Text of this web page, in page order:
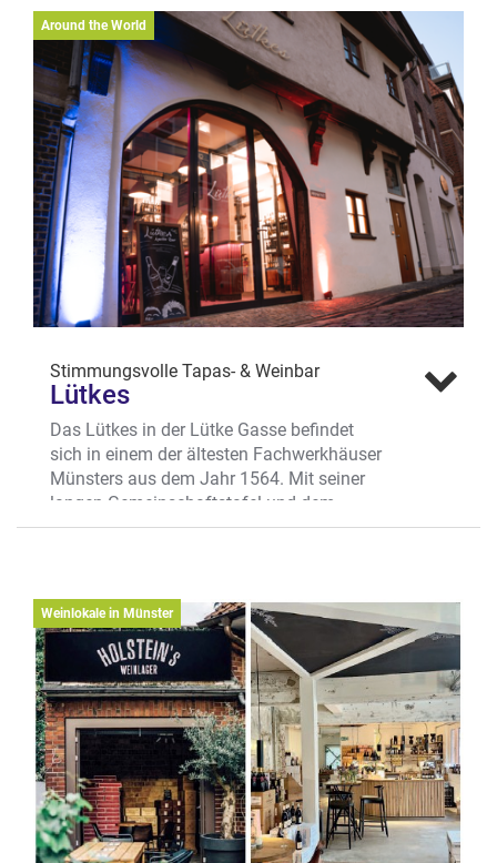
Schoppenstecher und dem Joducus
geändert. Beide Lokale haben in 2021
leider ihre Türen für immer geschlossen.
Aber mit u.a. Peters Weinbar,
Holsteins Weinlager oder der Vinothek am
Theater stehen auch längst würdige
Nachfolger parat, die den Geschmack
der Münsteraner für feine Tropfen aus
Deutschland und aller Welt weiter
sensibilieren. Voilà, eine kleine Auswahl
der populärsten Weinstuben der Stadt!
Around the World
Stimmungsvolle Tapas- & Weinbar
Lütkes
Das Lütkes in der Lütke Gasse befindet
sich in einem der ältesten Fachwerkhäuser
Münsters aus dem Jahr 1564. Mit seiner
langen Gemeinschaftstafel und dem
Weinregal, das gleichzeitig als Karte dient,
kann man auch wunderbar essen und
sogar reservieren.
Gute Weine, gute Stimmung, beste Tapas
Bis 20 Uhr nimmt das Team
Tischreservierungen entgegen. Danach
lohnt sich ein Blick auf die Wandtafel mit
mediterranen Tapas aus guten Zutaten,
unkompliziert, ehrlich und ideal zum Teilen.
Der Klassiker ist das Lütkes Brett mit
Burrata, Tomaten, Pimientos, drei
wechselnden Käsesorten vom
Weinlokale in Münster